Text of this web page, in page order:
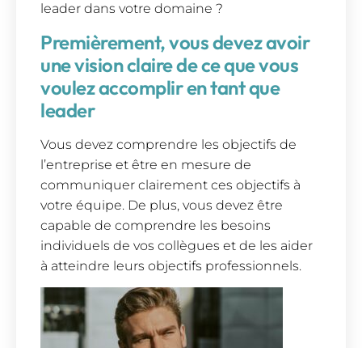
leader dans votre domaine ?
Premièrement, vous devez avoir
une vision claire de ce que vous
voulez accomplir en tant que
leader
Vous devez comprendre les objectifs de
l’entreprise et être en mesure de
communiquer clairement ces objectifs à
votre équipe. De plus, vous devez être
capable de comprendre les besoins
individuels de vos collègues et de les aider
à atteindre leurs objectifs professionnels.